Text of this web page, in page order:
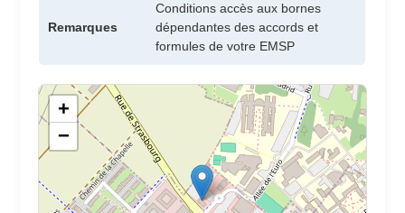
Remarques
Conditions accès aux bornes
dépendantes des accords et
formules de votre EMSP
+
−